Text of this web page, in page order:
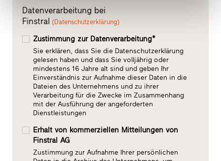
Datenverarbeitung bei
Finstral (Datenschutzerklärung)
Zustimmung zur Datenverarbeitung*
Sie erklären, dass Sie die Datenschutzerklärung
gelesen haben und dass Sie volljährig oder
mindestens 16 Jahre alt sind und geben Ihr
Einverständnis zur Aufnahme dieser Daten in die
Dateien des Unternehmens und zu ihrer
Verarbeitung für die Zwecke im Zusammenhang
mit der Ausführung der angeforderten
Dienstleistungen
Erhalt von kommerziellen Mitteilungen von
Finstral AG
Zustimmung zur Aufnahme Ihrer persönlichen